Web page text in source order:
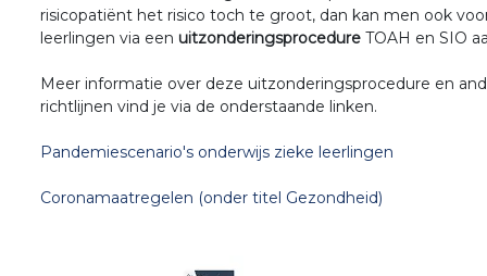
risicopatiënt het risico toch te groot, dan kan men ook
leerlingen via een uitzonderingsprocedure TOAH en SIO
Meer informatie over deze uitzonderingsprocedure en
richtlijnen vind je via de onderstaande linken.
Pandemiescenario's onderwijs zieke leerlingen
Coronamaatregelen (onder titel Gezondheid)